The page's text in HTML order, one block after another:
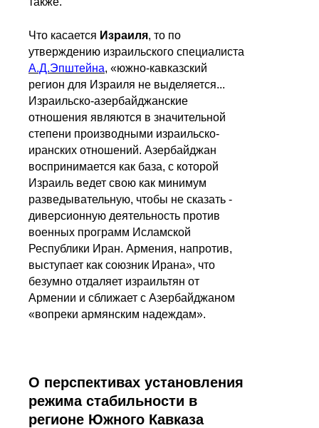
Что касается Израиля, то по
утверждению израильского специалиста
А.Д.Эпштейна, «южно-кавказский
регион для Израиля не выделяется...
Израильско-азербайджанские
отношения являются в значительной
степени производными израильско-
иранских отношений. Азербайджан
воспринимается как база, с которой
Израиль ведет свою как минимум
разведывательную, чтобы не сказать -
диверсионную деятельность против
военных программ Исламской
Республики Иран. Армения, напротив,
выступает как союзник Ирана», что
безумно отдаляет израильтян от
Армении и сближает с Азербайджаном
«вопреки армянским надеждам».
О перспективах установления
режима стабильности в
регионе Южного Кавказа